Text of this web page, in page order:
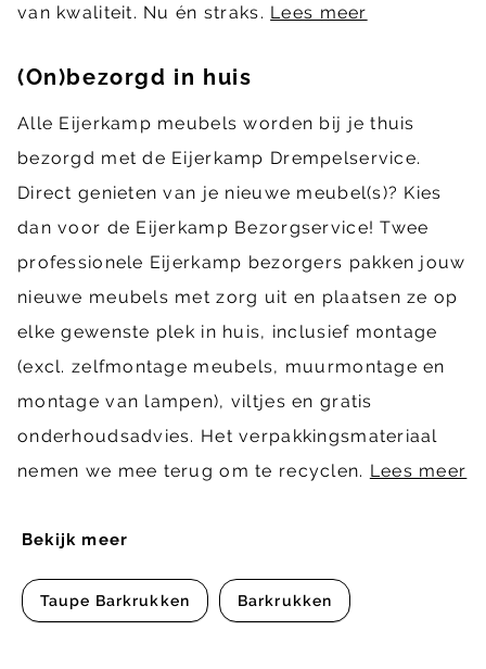
Bekijk meer
Taupe Barkrukken Barkrukken
van kwaliteit. Nu én straks. Lees meer
(On)bezorgd in huis
Alle Eijerkamp meubels worden bij je thuis
bezorgd met de Eijerkamp Drempelservice.
Direct genieten van je nieuwe meubel(s)? Kies
dan voor de Eijerkamp Bezorgservice! Twee
professionele Eijerkamp bezorgers pakken jouw
nieuwe meubels met zorg uit en plaatsen ze op
elke gewenste plek in huis, inclusief montage
(excl. zelfmontage meubels, muurmontage en
montage van lampen), viltjes en gratis
onderhoudsadvies. Het verpakkingsmateriaal
nemen we mee terug om te recyclen. Lees meer